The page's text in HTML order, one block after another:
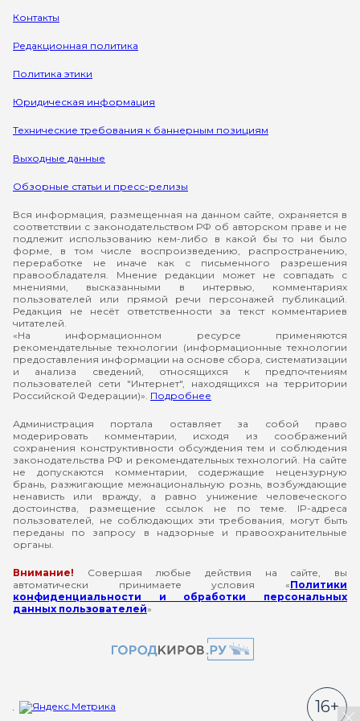
Контакты
Редакционная политика
Политика этики
Юридическая информация
Технические требования к баннерным позициям
Выходные данные
Обзорные статьи и пресс-релизы
Вся информация, размещенная на данном сайте, охраняется в
соответствии с законодательством РФ об авторском праве и не
подлежит использованию кем-либо в какой бы то ни было
форме, в том числе воспроизведению, распространению,
переработке не иначе как с письменного разрешения
правообладателя. Мнение редакции может не совпадать с
мнениями, высказанными в интервью, комментариях
пользователей или прямой речи персонажей публикаций.
Редакция не несёт ответственности за текст комментариев
читателей.
«На информационном ресурсе применяются
рекомендательные технологии (информационные технологии
предоставления информации на основе сбора, систематизации
и анализа сведений, относящихся к предпочтениям
пользователей сети "Интернет", находящихся на территории
Российской Федерации)». Подробнее
Администрация портала оставляет за собой право
модерировать комментарии, исходя из соображений
сохранения конструктивности обсуждения тем и соблюдения
законодательства РФ и рекомендательных технологий. На сайте
не допускаются комментарии, содержащие нецензурную
брань, разжигающие межнациональную рознь, возбуждающие
ненависть или вражду, а равно унижение человеческого
достоинства, размещение ссылок не по теме. IP-адреса
пользователей, не соблюдающих эти требования, могут быть
переданы по запросу в надзорные и правоохранительные
органы.
Внимание! Совершая любые действия на сайте, вы
автоматически принимаете условия «Политики
конфиденциальности и обработки персональных
данных пользователей»
16+